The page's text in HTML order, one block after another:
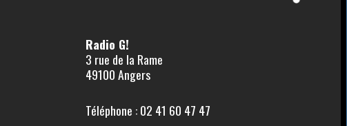
Radio G!
3 rue de la Rame
49100 Angers
Téléphone : 02 41 60 47 47